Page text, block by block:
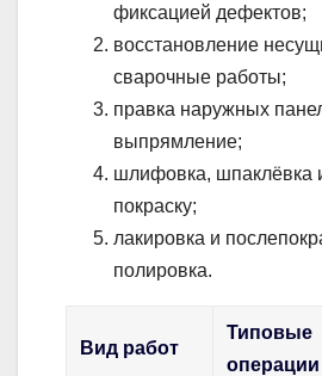
фиксацией дефектов;
восстановление
сварочные работы;
правка наружных
выпрямление;
шлифовка, шпаклёвка
покраску;
лакировка и
полировка.
Вид работ
Типовые
операции